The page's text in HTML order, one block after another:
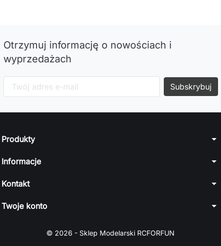
Otrzymuj informację o nowościach i
wyprzedażach
Produkty arrow_drop_down
Informacje arrow_drop_down
Kontakt arrow_drop_down
Twoje konto arrow_drop_down
© 2026 - Sklep Modelarski RCFORFUN